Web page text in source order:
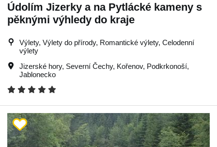
Údolím Jizerky a na Pytlácké kameny s
pěknými výhledy do kraje
Výlety, Výlety do přírody, Romantické výlety, Celodenní
výlety
Jizerské hory, Severní Čechy, Kořenov, Podkrkonoší,
Jablonecko